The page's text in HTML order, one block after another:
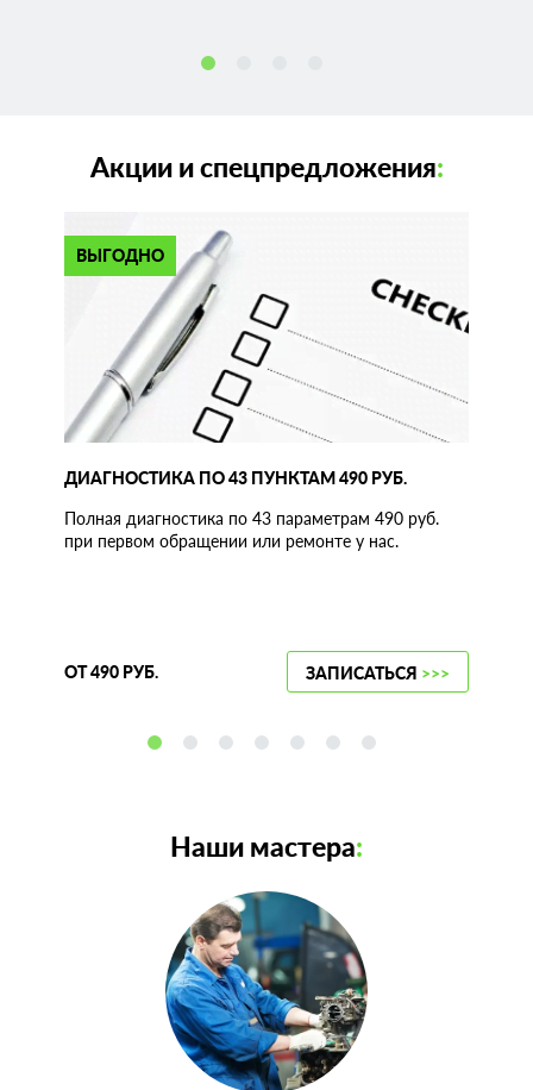
Акции и спецпредложения:
ВЫГОДНО
ДИАГНОСТИКА ПО 43 ПУНКТАМ 490 РУБ.
Полная диагностика по 43 параметрам 490 руб.
при первом обращении или ремонте у нас.
ОТ 490 РУБ. ЗАПИСАТЬСЯ >>>
Наши мастера: